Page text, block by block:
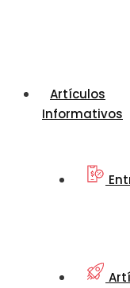
Artículos
Informativos